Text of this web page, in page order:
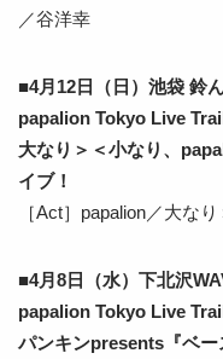
／谷洋幸
■4月12日（日）池袋 鈴
papalion Tokyo Live
大なり＞＜小なり、
イブ！
［Act］papalion／大な
■4月8日（水）下北沢
papalion Tokyo Live
パンキンpresents『ベー